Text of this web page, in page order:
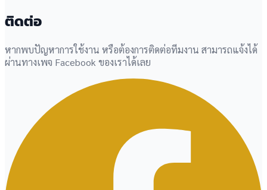
ติดต่อ
หากพบปัญหาการใช้งาน หรือต้องการติดต่อทีมงาน สามารถแจ้งได้
ผ่านทางเพจ Facebook ของเราได้เลย